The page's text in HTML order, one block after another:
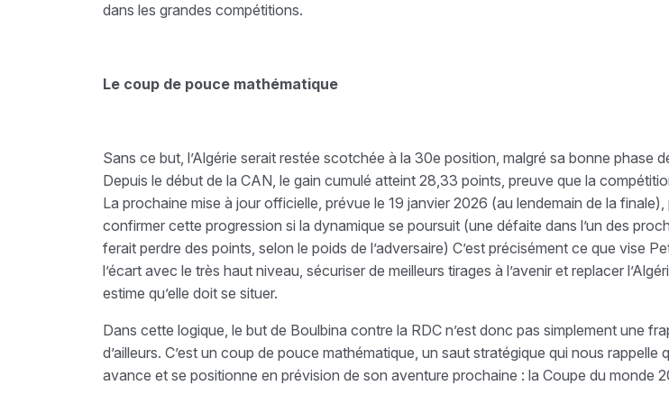
dans les grandes compétitions.
Le coup de pouce mathématique
Sans ce but, l’Algérie serait restée scotchée à la 30e position, malgré sa bonne phase
Depuis le début de la CAN, le gain cumulé atteint 28,33 points, preuve que la
La prochaine mise à jour officielle, prévue le 19 janvier 2026 (au lendemain de la finale),
confirmer cette progression si la dynamique se poursuit (une défaite dans l’un des
ferait perdre des points, selon le poids de l’adversaire) C’est précisément ce que vise
l’écart avec le très haut niveau, sécuriser de meilleurs tirages à l’avenir et replacer
estime qu’elle doit se situer.
Dans cette logique, le but de Boulbina contre la RDC n’est donc pas simplement une
d’ailleurs. C’est un coup de pouce mathématique, un saut stratégique qui nous rappelle
avance et se positionne en prévision de son aventure prochaine : la Coupe du monde